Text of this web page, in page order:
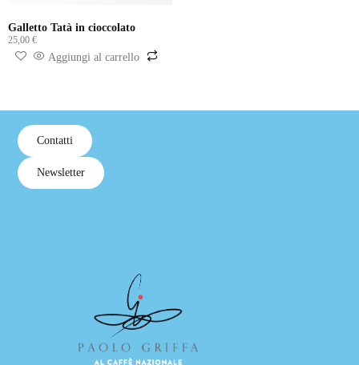
Galletto Tatà in cioccolato
25,00 €
Aggiungi al carrello
Contatti
Newsletter